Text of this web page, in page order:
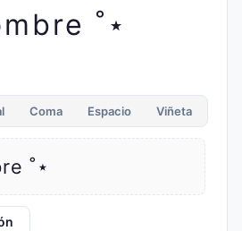
˚⋆
Coma Espacio Viñeta
˚⋆